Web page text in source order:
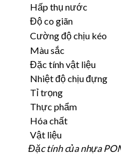
Hấp thụ nước
Độ co giãn
Cường độ chịu kéo
Màu sắc
Đặc tính vật liệu
Nhiệt độ chịu đựng
Tỉ trọng
Thực phẩm
Hóa chất
Vật liệu
Đặc tính của nhựa